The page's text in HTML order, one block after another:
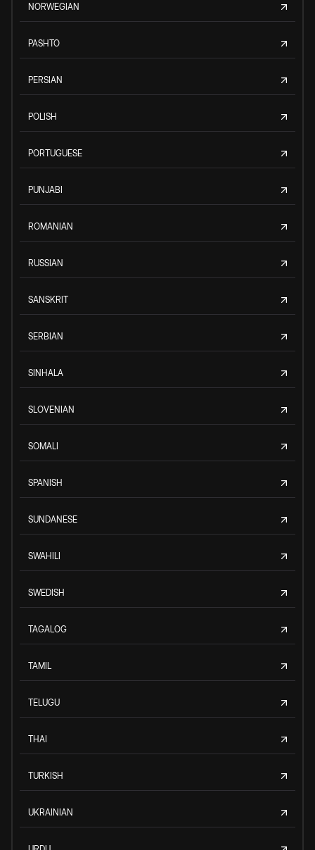
NORWEGIAN
PASHTO
PERSIAN
POLISH
PORTUGUESE
PUNJABI
ROMANIAN
RUSSIAN
SANSKRIT
SERBIAN
SINHALA
SLOVENIAN
SOMALI
SPANISH
SUNDANESE
SWAHILI
SWEDISH
TAGALOG
TAMIL
TELUGU
THAI
TURKISH
UKRAINIAN